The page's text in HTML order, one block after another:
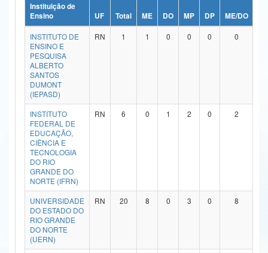
Ministério da Ciência, Tecnologia, Inovações e Comunicações
Ministério do Meio Ambiente
Ministério do Turismo
Ministério do Desenvolvimento Regional
Controladoria-Geral da União
Ministério da Mulher, da Família e dos Direitos Humanos
Secretaria-Geral
Secretaria de Governo
Gabinete de Segurança Institucional
Advocacia-Geral da União
Instituição de
Ensino
UF Total ME DO MP DP ME/DO
INSTITUTO DE
ENSINO E
PESQUISA
ALBERTO
SANTOS
DUMONT
(IEPASD)
RN 1 1 0 0 0 0
INSTITUTO
FEDERAL DE
EDUCAÇÃO,
CIÊNCIA E
TECNOLOGIA
DO RIO
GRANDE DO
NORTE (IFRN)
RN 6 0 1 2 0 2
UNIVERSIDADE
DO ESTADO DO
RIO GRANDE
DO NORTE
(UERN)
RN 20 8 0 3 0 8